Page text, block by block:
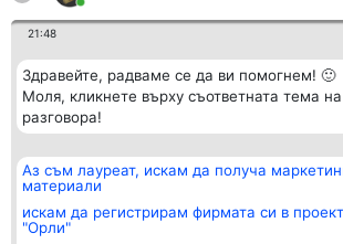
21:48
Здравейте, радваме се да ви помогнем! 🙂
Моля, кликнете върху съответната тема на
разговора!
Аз съм лауреат, искам да получа
материали
искам да регистрирам фирмата си в
"Орли"
Организатор на
класиране
BulevardulAleea Timișul De
Sus Nr. 2, Bl. A30, Sc. A, Et.
Класация
всички